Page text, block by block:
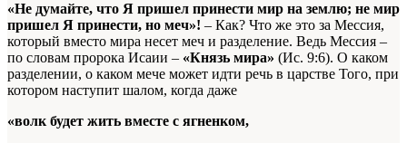
«Не думайте, что Я пришел принести мир на землю; не мир
пришел Я принести, но меч»! – Как? Что же это за Мессия,
который вместо мира несет меч и разделение. Ведь Мессия –
по словам пророка Исаии – «Князь мира» (Ис. 9:6). О каком
разделении, о каком мече может идти речь в царстве Того, при
котором наступит шалом, когда даже
«волк будет жить вместе с ягненком,